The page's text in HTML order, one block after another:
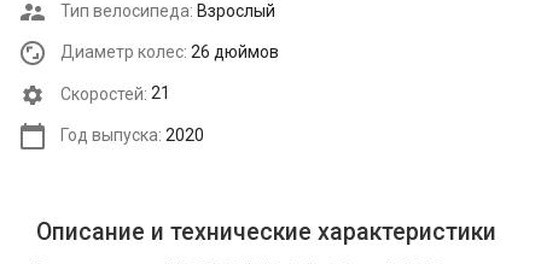
Тип велосипеда: Взрослый
Диаметр колес: 26 дюймов
Cкоростей: 21
Год выпуска: 2020
Описание и технические характеристики